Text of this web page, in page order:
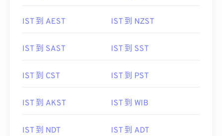
IST 到 AEST IST 到 NZST
IST 到 SAST IST 到 SST
IST 到 CST IST 到 PST
IST 到 AKST IST 到 WIB
IST 到 NDT IST 到 ADT